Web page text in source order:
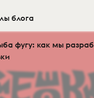
блога
фугу: как мы